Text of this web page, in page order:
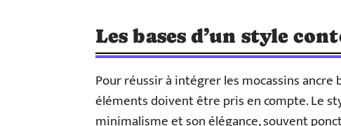
Les bases d’un style
Pour réussir à intégrer les mocassins
éléments doivent être pris en compte. Le
minimalisme et son élégance, souvent